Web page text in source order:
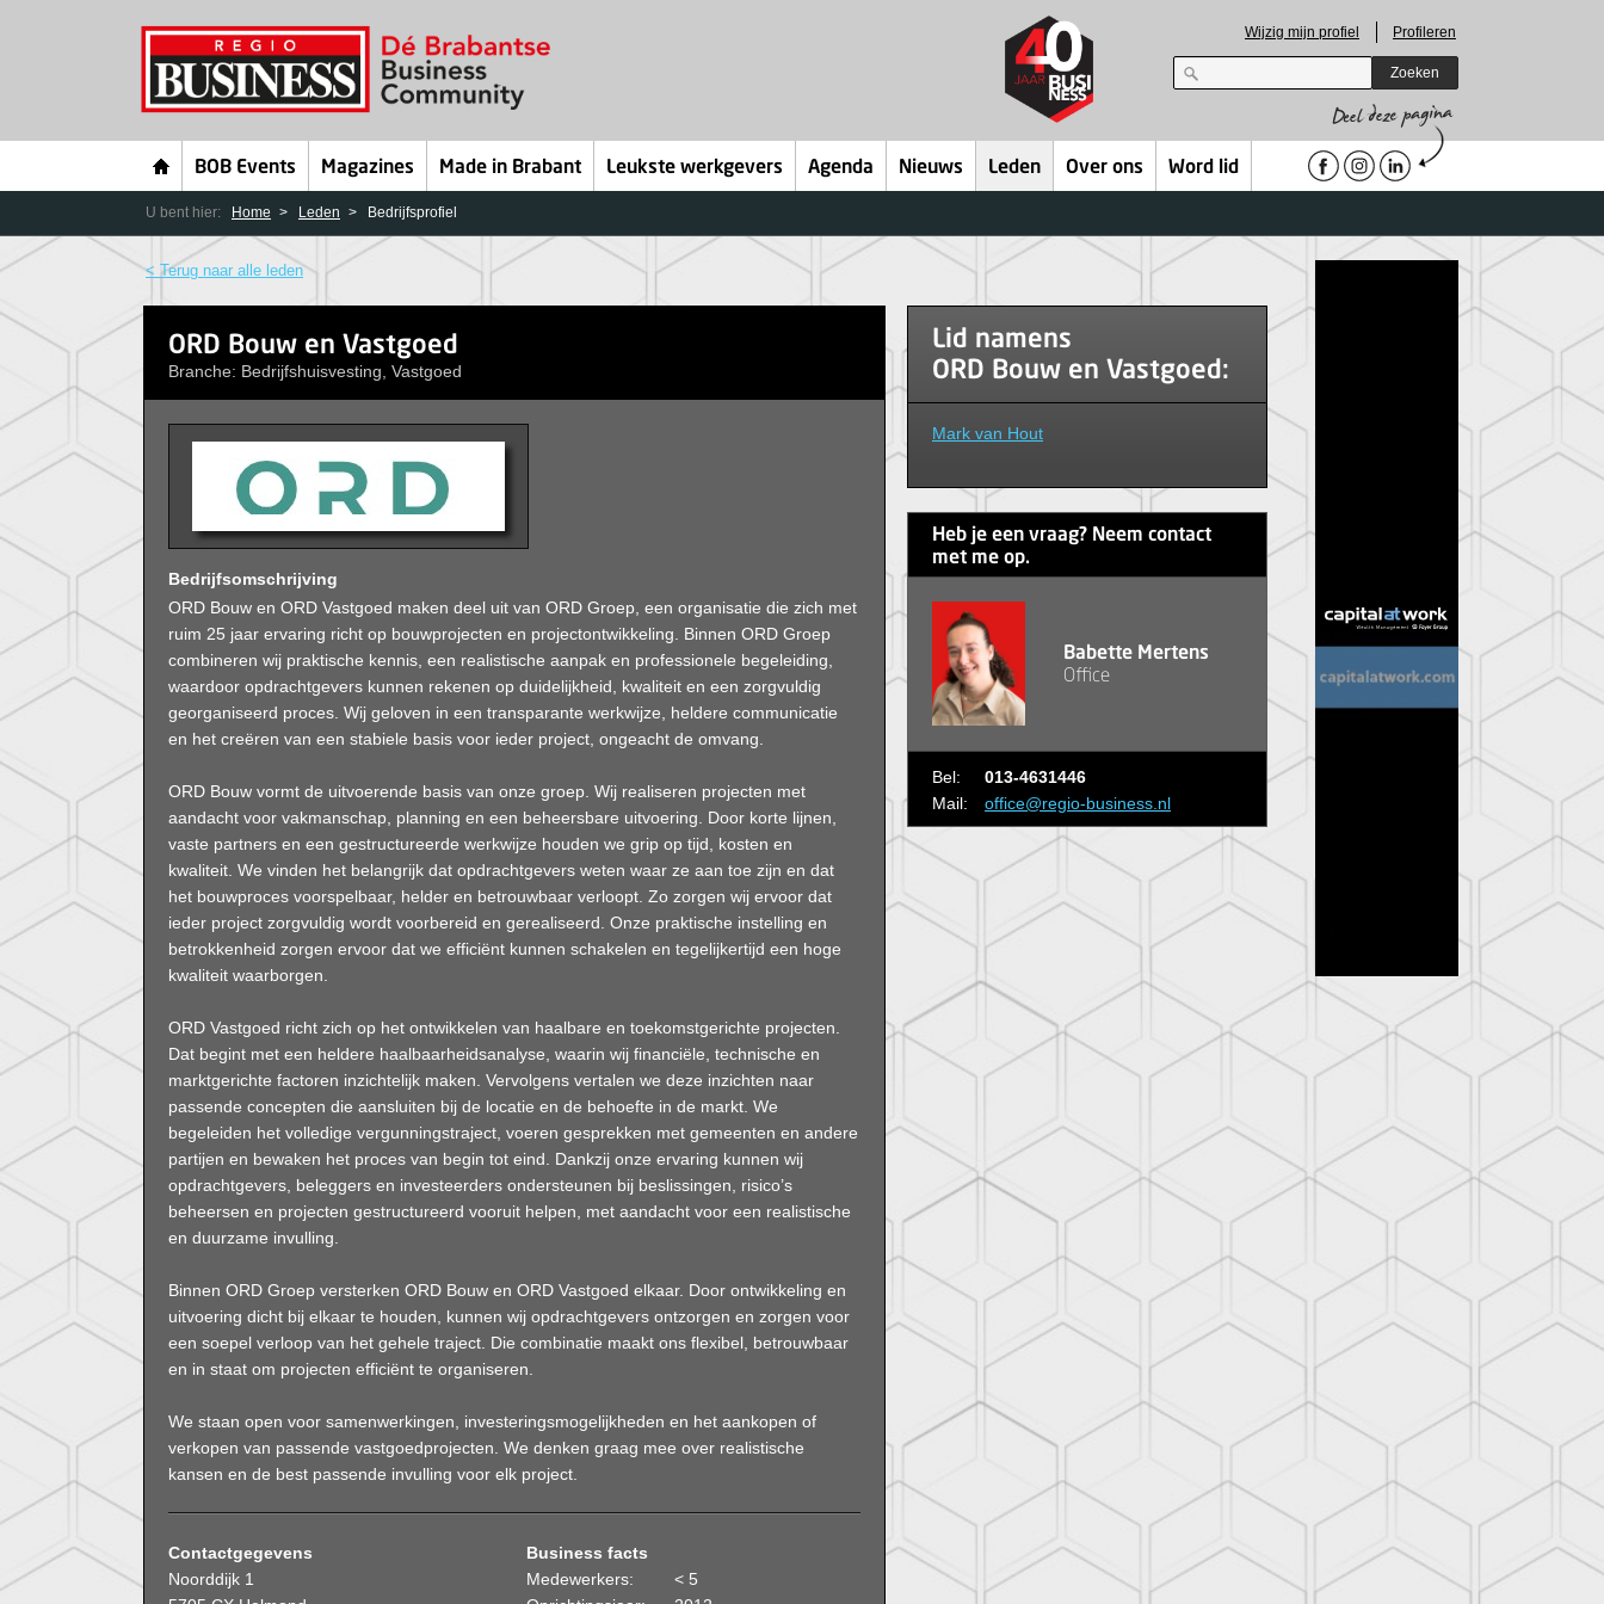
Wijzig mijn profiel Profileren
Zoeken
BOB Events Magazines Made in Brabant Leukste werkgevers Agenda Nieuws Leden Over ons Word lid
U bent hier: Home Leden Bedrijfsprofiel
< Terug naar alle leden
ORD Bouw en Vastgoed
Branche: Bedrijfshuisvesting, Vastgoed
Bedrijfsomschrijving
ORD Bouw en ORD Vastgoed maken deel uit van ORD Groep, een organisatie die zich met
ruim 25 jaar ervaring richt op bouwprojecten en projectontwikkeling. Binnen ORD Groep
combineren wij praktische kennis, een realistische aanpak en professionele begeleiding,
waardoor opdrachtgevers kunnen rekenen op duidelijkheid, kwaliteit en een zorgvuldig
georganiseerd proces. Wij geloven in een transparante werkwijze, heldere communicatie
en het creëren van een stabiele basis voor ieder project, ongeacht de omvang.
ORD Bouw vormt de uitvoerende basis van onze groep. Wij realiseren projecten met
aandacht voor vakmanschap, planning en een beheersbare uitvoering. Door korte lijnen,
vaste partners en een gestructureerde werkwijze houden we grip op tijd, kosten en
kwaliteit. We vinden het belangrijk dat opdrachtgevers weten waar ze aan toe zijn en dat
het bouwproces voorspelbaar, helder en betrouwbaar verloopt. Zo zorgen wij ervoor dat
ieder project zorgvuldig wordt voorbereid en gerealiseerd. Onze praktische instelling en
betrokkenheid zorgen ervoor dat we efficiënt kunnen schakelen en tegelijkertijd een hoge
kwaliteit waarborgen.
ORD Vastgoed richt zich op het ontwikkelen van haalbare en toekomstgerichte projecten.
Dat begint met een heldere haalbaarheidsanalyse, waarin wij financiële, technische en
marktgerichte factoren inzichtelijk maken. Vervolgens vertalen we deze inzichten naar
passende concepten die aansluiten bij de locatie en de behoefte in de markt. We
begeleiden het volledige vergunningstraject, voeren gesprekken met gemeenten en andere
partijen en bewaken het proces van begin tot eind. Dankzij onze ervaring kunnen wij
opdrachtgevers, beleggers en investeerders ondersteunen bij beslissingen, risico’s
beheersen en projecten gestructureerd vooruit helpen, met aandacht voor een realistische
en duurzame invulling.
Binnen ORD Groep versterken ORD Bouw en ORD Vastgoed elkaar. Door ontwikkeling en
uitvoering dicht bij elkaar te houden, kunnen wij opdrachtgevers ontzorgen en zorgen voor
een soepel verloop van het gehele traject. Die combinatie maakt ons flexibel, betrouwbaar
en in staat om projecten efficiënt te organiseren.
We staan open voor samenwerkingen, investeringsmogelijkheden en het aankopen of
verkopen van passende vastgoedprojecten. We denken graag mee over realistische
kansen en de best passende invulling voor elk project.
Contactgegevens
Noorddijk 1
Business facts
Medewerkers:
< 5
Lid namens
ORD Bouw en Vastgoed:
Mark van Hout
Heb je een vraag? Neem contact
met me op.
Babette Mertens
Office
Bel:
013-4631446
Mail:
office@regio-business.nl